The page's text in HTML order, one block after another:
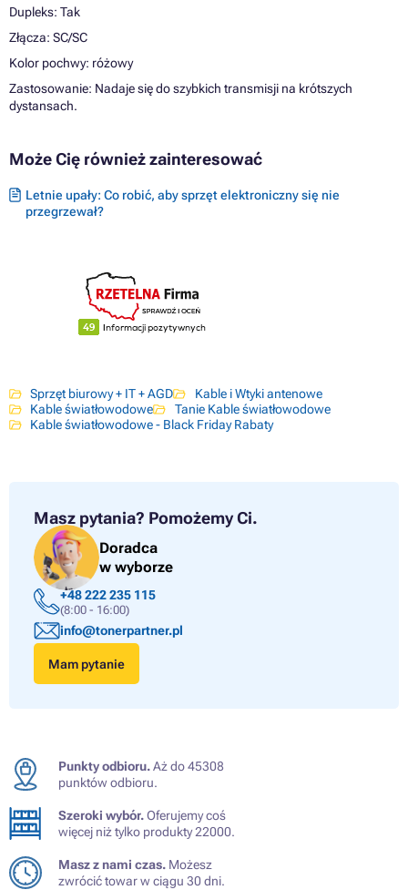
Dupleks: Tak
Złącza: SC/SC
Kolor pochwy: różowy
Zastosowanie: Nadaje się do szybkich transmisji na krótszych
dystansach.
Może Cię również zainteresować
Letnie upały: Co robić, aby sprzęt elektroniczny się nie
przegrzewał?
Sprzęt biurowy + IT + AGD
Kable i Wtyki antenowe
Kable światłowodowe
Tanie Kable światłowodowe
Kable światłowodowe - Black Friday Rabaty
Masz pytania? Pomożemy Ci.
Doradca
w wyborze
+48 222 235 115
(8:00 - 16:00)
info@tonerpartner.pl
Mam pytanie
Punkty odbioru.Aż do 45308
punktów odbioru.
Szeroki wybór.Oferujemy coś
więcej niż tylko produkty 22000.
Masz z nami czas. Możesz
zwrócić towar w ciągu 30 dni.